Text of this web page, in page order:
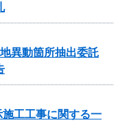
異動箇所抽出委託
施工工事に関する一